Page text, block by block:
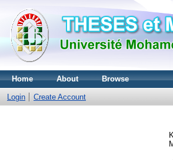
Home About Browse
Login Create Account